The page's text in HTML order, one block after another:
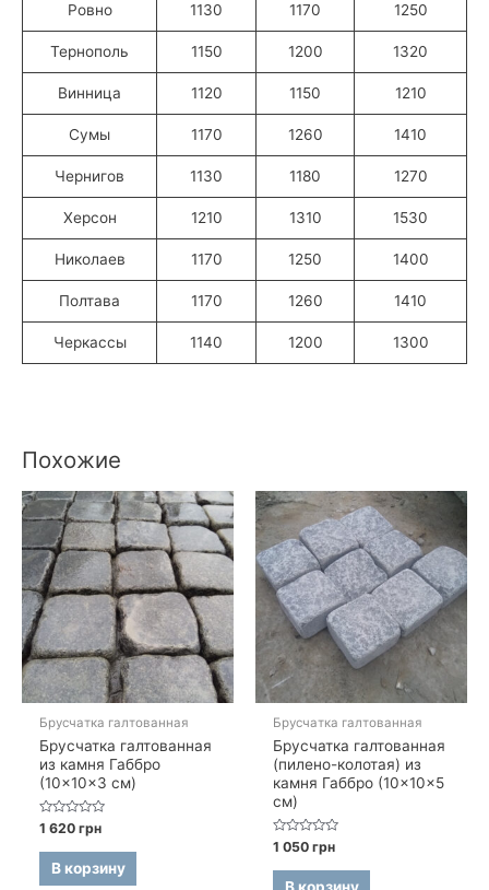
Ровно 1130 1170 1250
Тернополь 1150 1200 1320
Винница 1120 1150 1210
Сумы 1170 1260 1410
Чернигов 1130 1180 1270
Херсон 1210 1310 1530
Николаев 1170 1250 1400
Полтава 1170 1260 1410
Черкассы 1140 1200 1300
Похожие
Брусчатка галтованная
Брусчатка галтованная
из камня Габбро
(10×10×3 см)
Оценка
0
из
1 620грн
В корзину
Брусчатка галтованная
Брусчатка галтованная
(пилено-колотая) из
камня Габбро (10×10×5
см)
Оценка
0
из
1 050грн
В корзину